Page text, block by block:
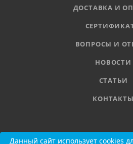
ДОСТАВКА И
ВОПРОСЫ И
НОВОСТИ
СТАТЬИ
КОНТАКТЫ
8 800 555-
Данный сайт использует cookies
Данный сайт использует cookies